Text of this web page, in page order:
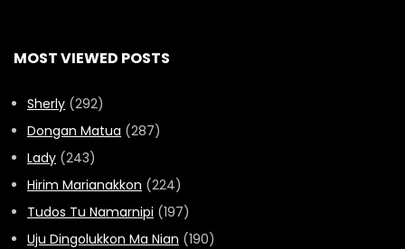
MOST VIEWED POSTS
Sherly (292)
Dongan Matua (287)
Lady (243)
Hirim Marianakkon (224)
Tudos Tu Namarnipi (197)
Uju Dingolukkon Ma Nian (190)